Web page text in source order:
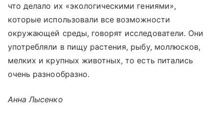
что делало их «экологическими гениями»,
которые использовали все возможности
окружающей среды, говорят исследователи. Они
употребляли в пищу растения, рыбу, моллюсков,
мелких и крупных животных, то есть питались
очень разнообразно.
Анна Лысенко